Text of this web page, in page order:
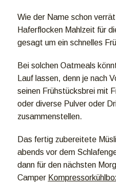
Wie der Name schon
Haferflocken Mahlzeit für
gesagt um ein schnelles
Bei solchen Oatmeals
Lauf lassen, denn je nach
seinen Frühstücksbrei mit
oder diverse Pulver oder
zusammenstellen.
Das fertig zubereitete
abends vor dem
dann für den nächsten
Camper